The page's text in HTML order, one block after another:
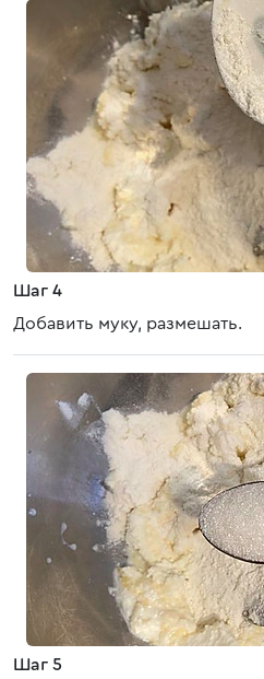
Шаг 4
Добавить муку, размешать.
Шаг 5